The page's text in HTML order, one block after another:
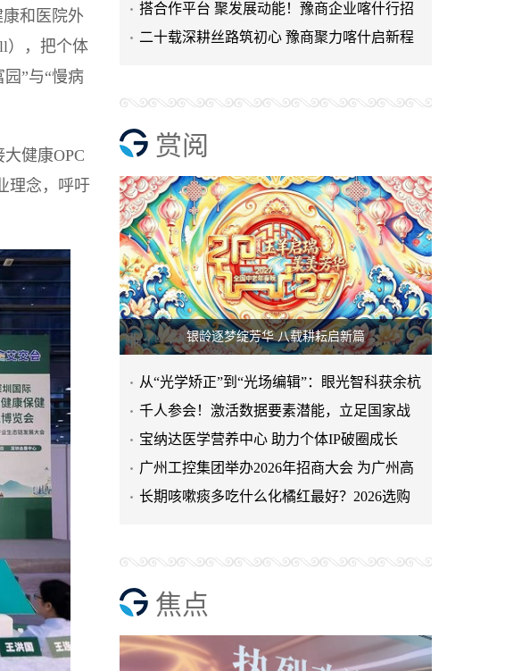
和医院外
），把个体
”与“慢病
健康OPC
理念，呼吁
市富苑美好家风画卷
搭合作平台 聚发展动能！豫商企业喀什行招
商洽谈活动成功举办
二十载深耕丝路筑初心 豫商聚力喀什启新程
赏阅
银龄逐梦绽芳华 八载耕耘启新篇
从“光学矫正”到“光场编辑”：眼光智科获余杭
领军人才项目加持，重
千人参会！激活数据要素潜能，立足国家战
略推进数实融合｜数据要素价值
宝纳达医学营养中心 助力个体IP破圈成长
—— “真人矩阵互助成军
广州工控集团举办2026年招商大会 为广州高
质量发展蓄势赋能
长期咳嗽痰多吃什么化橘红最好？2026选购
焦点